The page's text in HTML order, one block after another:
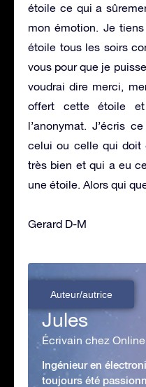
étoile ce qui a
mon émotion. Je
étoile tous les soirs
vous pour que je
voudrai dire merci,
offert cette étoile
l’anonymat. J’écris
celui ou celle qui doit
très bien et qui a eu
une étoile. Alors qui
Gerard D-M
Auteur/autrice
Jules
Écrivain chez
Ingénieur en
toujours été